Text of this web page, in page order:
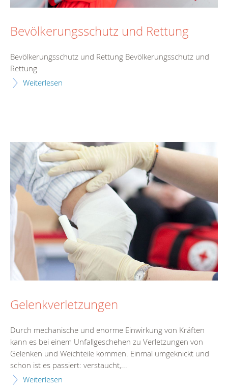
Bevölkerungsschutz und Rettung
Bevölkerungsschutz und Rettung Bevölkerungsschutz und
Rettung
Weiterlesen
Gelenkverletzungen
Durch mechanische und enorme Einwirkung von Kräften
kann es bei einem Unfallgeschehen zu Verletzungen von
Gelenken und Weichteile kommen. Einmal umgeknickt und
schon ist es passiert: verstaucht,...
Weiterlesen